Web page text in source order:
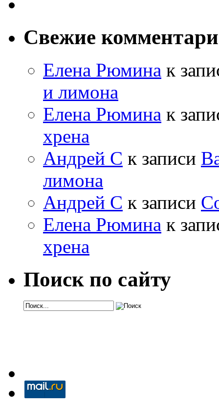
Свежие
Елена Рюмина к
и лимона
Елена Рюмина к
хрена
Андрей С к записи
лимона
Андрей С к записи
Елена Рюмина к
хрена
Поиск по сайту